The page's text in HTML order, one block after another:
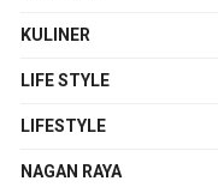
KULINER
LIFE STYLE
LIFESTYLE
NAGAN RAYA